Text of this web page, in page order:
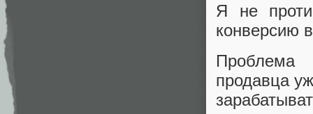
Я не
конверсию
Проблема
продавца